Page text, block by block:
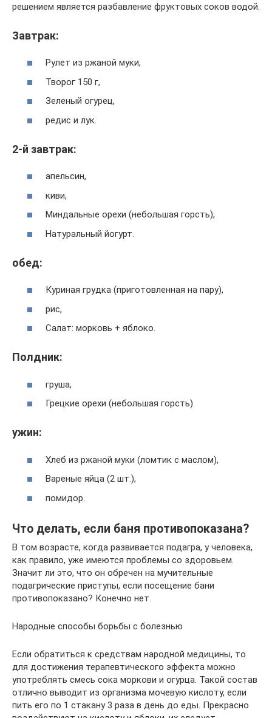
решением является разбавление фруктовых соков водой.
Завтрак:
Рулет из ржаной муки,
Творог 150 г,
Зеленый огурец,
редис и лук.
2-й завтрак:
апельсин,
киви,
Миндальные орехи (небольшая горсть),
Натуральный йогурт.
обед:
Куриная грудка (приготовленная на пару),
рис,
Салат: морковь + яблоко.
Полдник:
груша,
Грецкие орехи (небольшая горсть).
ужин:
Хлеб из ржаной муки (ломтик с маслом),
Вареные яйца (2 шт.),
помидор.
Что делать, если баня противопоказана?
В том возрасте, когда развивается подагра, у человека,
как правило, уже имеются проблемы со здоровьем.
Значит ли это, что он обречен на мучительные
подагрические приступы, если посещение бани
противопоказано? Конечно нет.
Народные способы борьбы с болезнью
Если обратиться к средствам народной медицины, то
для достижения терапевтического эффекта можно
употреблять смесь сока моркови и огурца. Такой состав
отлично выводит из организма мочевую кислоту, если
пить его по 1 стакану 3 раза в день до еды. Прекрасно